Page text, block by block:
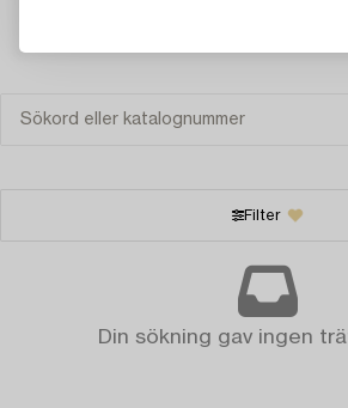
Filter
Din sökning gav ingen